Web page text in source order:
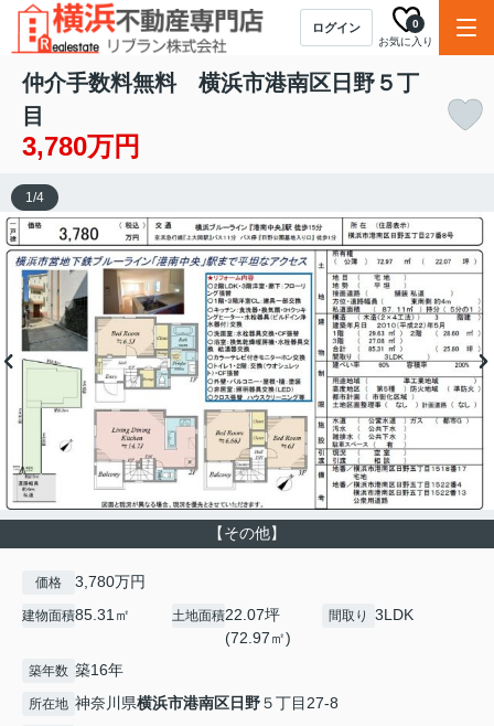
ログイン
お気に入り
0
仲介手数料無料 横浜市港南区日野５丁
目
3,780万円
【その他】
1/4
価格 3,780万円
建物面積85.31㎡ 土地面積22.07坪
(72.97㎡)
間取り 3LDK
築年数 築16年
所在地 神奈川県横浜市港南区日野５丁目27-8